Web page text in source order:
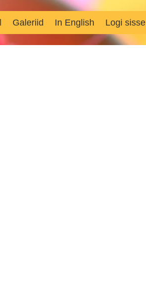
Galeriid In English Logi sisse